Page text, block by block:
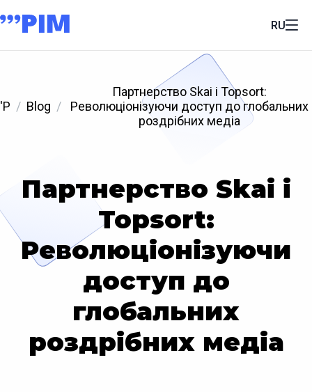
RU
'P Blog
Партнерство Skai і Topsort:
Революціонізуючи доступ до глобальних
роздрібних медіа
Партнерство Skai і
Topsort:
Революціонізуючи
доступ до
глобальних
роздрібних медіа